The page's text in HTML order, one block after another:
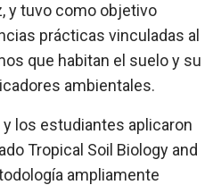
y tuvo como objetivo
prácticas vinculadas al
que habitan el suelo y su
ambientales.
y los estudiantes aplicaron
Tropical Soil Biology and
ampliamente